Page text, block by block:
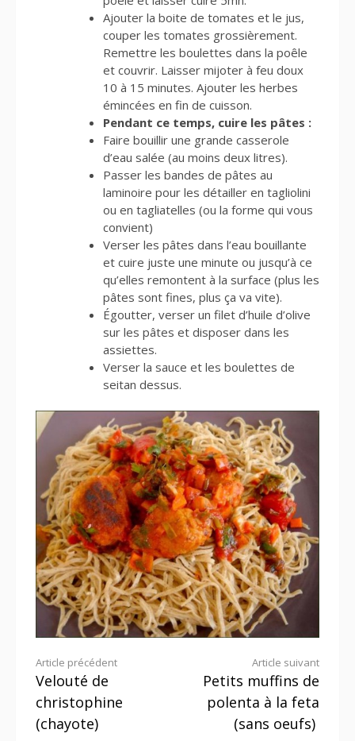
Ajouter la boite de tomates et le jus,
couper les tomates grossièrement.
Remettre les boulettes dans la poêle
et couvrir. Laisser mijoter à feu doux
10 à 15 minutes. Ajouter les herbes
émincées en fin de cuisson.
Pendant ce temps, cuire les pâtes :
Faire bouillir une grande casserole
d’eau salée (au moins deux litres).
Passer les bandes de pâtes au
laminoire pour les détailler en tagliolini
ou en tagliatelles (ou la forme qui vous
convient)
Verser les pâtes dans l’eau bouillante
et cuire juste une minute ou jusqu’à ce
qu’elles remontent à la surface (plus les
pâtes sont fines, plus ça va vite).
Égoutter, verser un filet d’huile d’olive
sur les pâtes et disposer dans les
assiettes.
Verser la sauce et les boulettes de
seitan dessus.
Lire
la
suite
Article précédent
Velouté de
christophine
(chayote)
Article suivant
Petits muffins de
polenta à la feta
(sans oeufs)